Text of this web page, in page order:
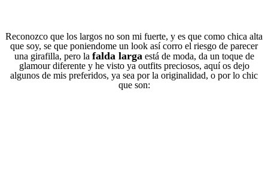
Reconozco que los largos no son mi fuerte, y es que como chica alta
que soy, se que poniendome un look así corro el riesgo de parecer
una girafilla, pero la falda larga está de moda, da un toque de
glamour diferente y he visto ya outfits preciosos, aquí os dejo
algunos de mis preferidos, ya sea por la originalidad, o por lo chic
que son: